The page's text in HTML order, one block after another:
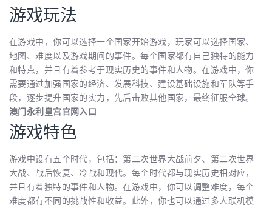
游戏玩法
在游戏中，你可以选择一个国家开始游戏，玩家可以选择国家、
地图、难度以及游戏期间的事件。每个国家都有自己独特的能力
和特点，并且有着参考于现实历史的事件和人物。在游戏中，你
需要通过加强国家的经济、发展科技、建设基础设施和军队等手
段，逐步提升国家的实力，先后击败其他国家，最终征服全球。
澳门永利皇宫官网入口
游戏特色
游戏中设有五个时代，包括：第二次世界大战前夕、第二次世界
大战、战后恢复、冷战和现代。每个时代都与现实历史相对应，
并且有着独特的事件和人物。在游戏中，你可以调整难度，每个
难度都有不同的挑战性和收益。此外，你也可以通过多人联机模